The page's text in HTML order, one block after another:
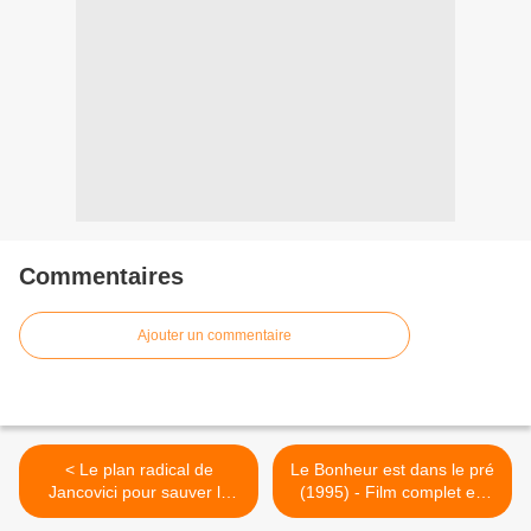
Commentaires
Ajouter un commentaire
< Le plan radical de
Jancovici pour sauver la
France sans argent !
Le Bonheur est dans le pré
(1995) - Film complet en
streaming gratuit >